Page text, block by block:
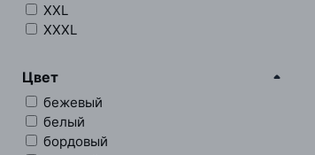
XXL
XXXL
Цвет
бежевый
белый
бордовый